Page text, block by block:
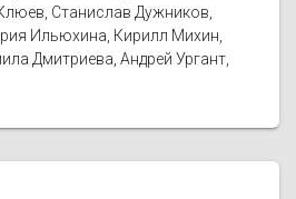
Станислав Дужников,
Ильюхина, Кирилл Михин,
Дмитриева, Андрей Ургант,